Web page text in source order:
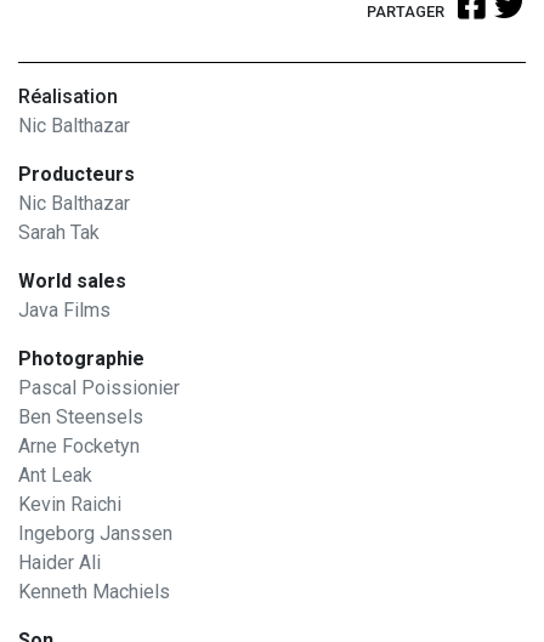
PARTAGER
Réalisation
Nic Balthazar
Producteurs
Nic Balthazar
Sarah Tak
World sales
Java Films
Photographie
Pascal Poissionier
Ben Steensels
Arne Focketyn
Ant Leak
Kevin Raichi
Ingeborg Janssen
Haider Ali
Kenneth Machiels